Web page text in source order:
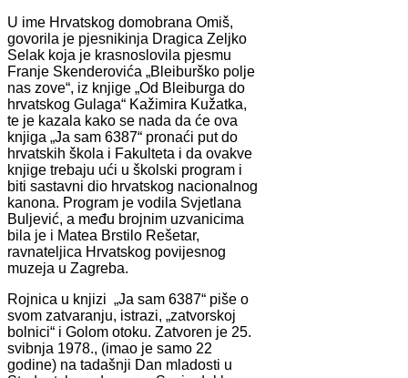
U ime Hrvatskog domobrana Omiš,
govorila je pjesnikinja Dragica Zeljko
Selak koja je krasnoslovila pjesmu
Franje Skenderovića „Bleiburško polje
nas zove“, iz knjige „Od Bleiburga do
hrvatskog Gulaga“ Kažimira Kužatka,
te je kazala kako se nada da će ova
knjiga „Ja sam 6387“ pronaći put do
hrvatskih škola i Fakulteta i da ovakve
knjige trebaju ući u školski program i
biti sastavni dio hrvatskog nacionalnog
kanona. Program je vodila Svjetlana
Buljević, a među brojnim uzvanicima
bila je i Matea Brstilo Rešetar,
ravnateljica Hrvatskog povijesnog
muzeja u Zagreba.
Rojnica u knjizi „Ja sam 6387“ piše o
svom zatvaranju, istrazi, „zatvorskoj
bolnici“ i Golom otoku. Zatvoren je 25.
svibnja 1978., (imao je samo 22
godine) na tadašnji Dan mladosti u